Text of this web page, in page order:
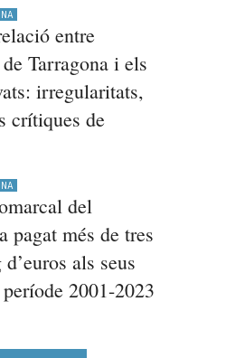
entre
Tarragona i els
irregularitats,
crítiques de
del
pagat més de tres
als seus
2001-2023